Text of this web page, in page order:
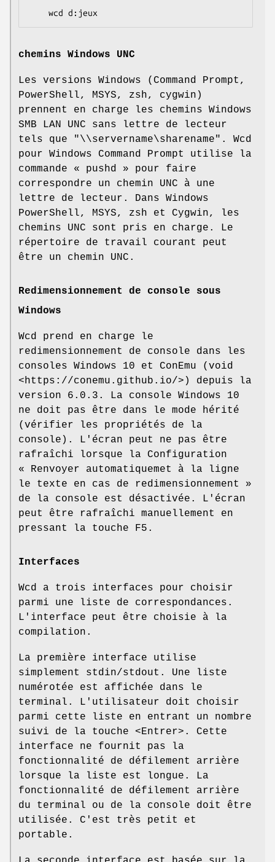
chemins Windows UNC
Les versions Windows (Command Prompt,
PowerShell, MSYS, zsh, cygwin)
prennent en charge les chemins Windows
SMB LAN UNC sans lettre de lecteur
tels que
"\\servername\sharename" . Wcd
pour Windows Command Prompt utilise la
commande « pushd » pour faire
correspondre un chemin UNC à une
lettre de lecteur. Dans Windows
PowerShell, MSYS, zsh et Cygwin, les
chemins UNC sont pris en charge. Le
répertoire de travail courant peut
être un chemin UNC.
Redimensionnement de console sous
Windows
Wcd prend en charge le
redimensionnement de console dans les
consoles Windows 10 et ConEmu (void
<https://conemu.github.io/>) depuis la
version 6.0.3. La console Windows 10
ne doit pas être dans le mode hérité
(vérifier les propriétés de la
console). L'écran peut ne pas être
rafraîchi lorsque la Configuration
« Renvoyer automatiquemet à la ligne
le texte en cas de redimensionnement »
de la console est désactivée. L'écran
peut être rafraîchi manuellement en
pressant la touche F5.
Interfaces
Wcd a trois interfaces pour choisir
parmi une liste de correspondances.
L'interface peut être choisie à la
compilation.
La première interface utilise
simplement stdin/stdout. Une liste
numérotée est affichée dans le
terminal. L'utilisateur doit choisir
parmi cette liste en entrant un nombre
suivi de la touche <Entrer>. Cette
interface ne fournit pas la
fonctionnalité de défilement arrière
lorsque la liste est longue. La
fonctionnalité de défilement arrière
du terminal ou de la console doit être
utilisée. C'est très petit et
portable.